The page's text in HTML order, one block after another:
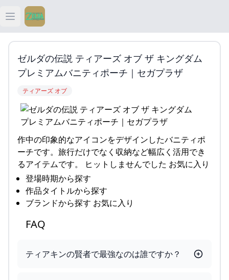
Open main menu
ティアキン
ティアキン 祠
ティアキン 攻略
ゼルダの伝説 ティアーズ オブ ザ キングダム
プレミアムバニティポーチ｜セガプラザ
ティアーズ オブ
作中の印象的なアイコンをデザインしたバニティポ
ーチです。旅行だけでなく収納など幅広く活用でき
るアイテムです。 ヒットしませんでした お気に入り
登場時期から探す
作品タイトルから探す
ブランドから探す お気に入り
FAQ
ティアキンの賢者で最強なのは誰ですか？